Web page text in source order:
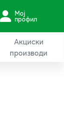
Мој
профил
Акциски
производи